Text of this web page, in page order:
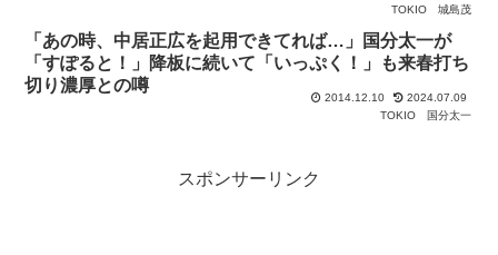
TOKIO
城島茂
「あの時、中居正広を起用できてれば…」国分太一が
「すぽると！」降板に続いて「いっぷく！」も来春打ち
切り濃厚との噂
2014.12.10
2024.07.09
TOKIO
国分太一
スポンサーリンク